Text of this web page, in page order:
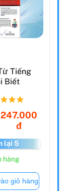
Tiếng
Biết
247.000
đ
lại 5
hàng
giỏ hàng